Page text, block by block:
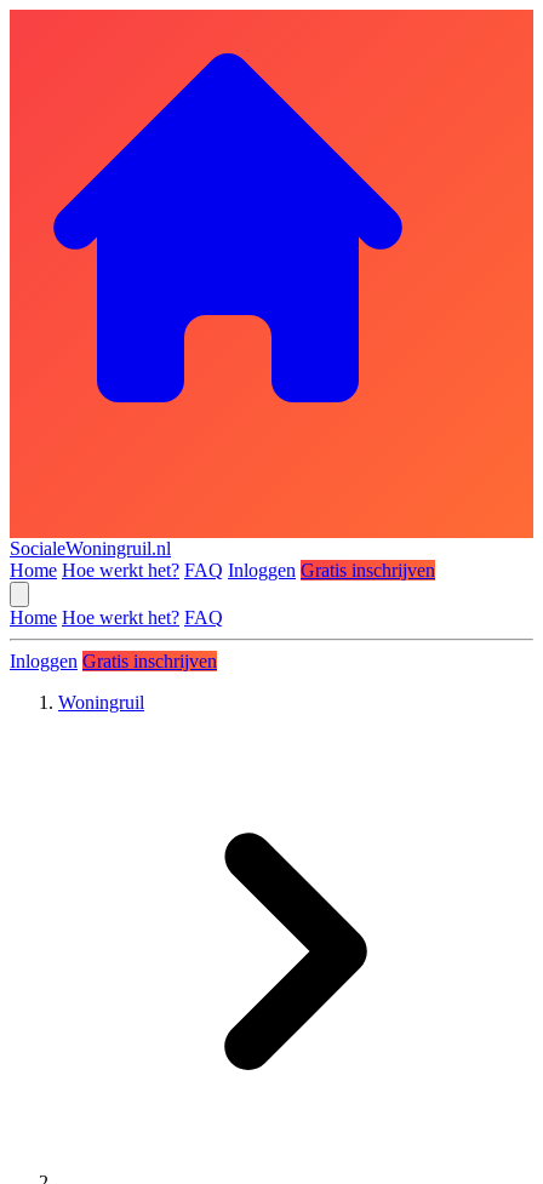
SocialeWoningruil.nl
Home Hoe werkt het? FAQ Inloggen Gratis inschrijven
Home Hoe werkt het? FAQ
Inloggen Gratis inschrijven
Woningruil